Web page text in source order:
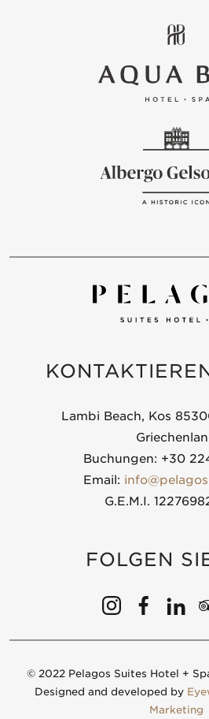
Lambi Beach, Kos
Buchungen: +30
Email:
G.E.M.I.
FOLGEN
© 2022 Pelagos Suites Hotel +
Designed and developed by
Marketing